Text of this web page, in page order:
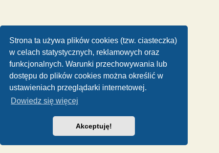
Strona ta używa plików cookies (tzw. ciasteczka)
w celach statystycznych, reklamowych oraz
funkcjonalnych. Warunki przechowywania lub
dostępu do plików cookies można określić w
ustawieniach przeglądarki internetowej.
Dowiedz się więcej
Akceptuję!